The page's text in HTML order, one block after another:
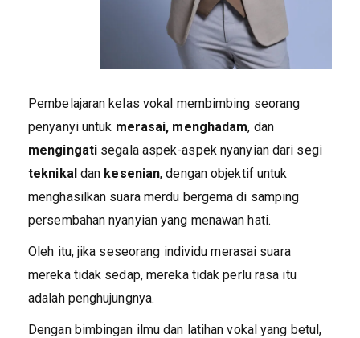
Pembelajaran kelas vokal membimbing seorang
penyanyi untuk merasai, menghadam, dan
mengingati segala aspek-aspek nyanyian dari segi
teknikaldan kesenian, dengan objektif untuk
menghasilkan suara merdu bergema di samping
persembahan nyanyian yang menawan hati.
Oleh itu, jika seseorang individu merasai suara
mereka tidak sedap, mereka tidak perlu rasa itu
adalah penghujungnya.
Dengan bimbingan ilmu dan latihan vokal yang betul,